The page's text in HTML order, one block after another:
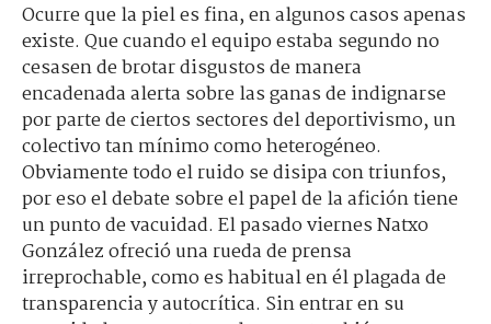
Ocurre que la piel es fina, en algunos casos apenas
existe. Que cuando el equipo estaba segundo no
cesasen de brotar disgustos de manera
encadenada alerta sobre las ganas de indignarse
por parte de ciertos sectores del deportivismo, un
colectivo tan mínimo como heterogéneo.
Obviamente todo el ruido se disipa con triunfos,
por eso el debate sobre el papel de la afición tiene
un punto de vacuidad. El pasado viernes Natxo
González ofreció una rueda de prensa
irreprochable, como es habitual en él plagada de
transparencia y autocrítica. Sin entrar en su